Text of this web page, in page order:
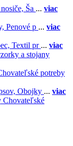
Ša ... viac
Penové p ... viac
Textil pr ... viac
a stojany
potreby
Obojky ... viac
Chovateľské